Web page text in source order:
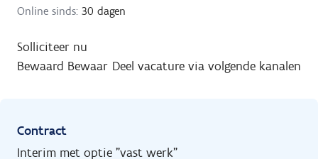
Online sinds: 30 dagen
Solliciteer nu
Bewaard Bewaar Deel vacature via volgende kanalen
Contract
Interim met optie "vast werk"